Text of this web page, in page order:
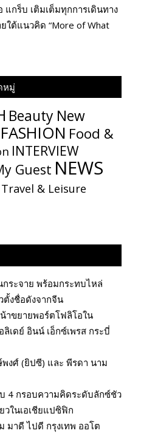
กร็บ เติมเต็มทุกการเดินทาง
ใต้แนวคิด “More of What
หมู่
Beauty New
FASHION Food &
INTERVIEW
Guest NEWS
Travel & Leisure
ระจาย พร้อมกระทบไหล่
ตั้งชื่อดังจากจีน
าขยายพอร์ตโฟลิโอใน
เดย์ อินน์ เอ็กซ์เพรส กระบี่
งศ์ (ยิปซี) และ พีรดา นาม
4 กรอบความคิดระดับลักซ์ชัว
วในเอเชียแปซิฟิก
มาดี ไปดี กรุงเทพ ออโต